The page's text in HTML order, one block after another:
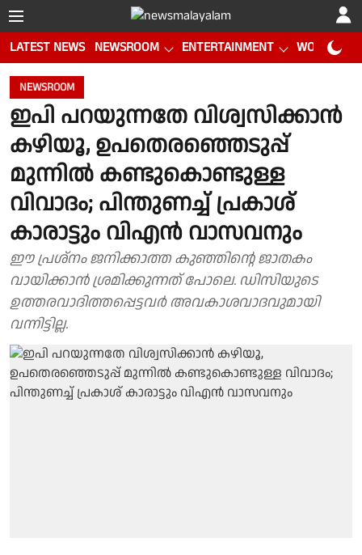
LATEST NEWS NEWSROOM ENTERTAINMENT WORLD CUP
NEWSROOM
ഇപി പറയുന്നതേ വിശ്വസിക്കാന്‍
കഴിയൂ, ഉപതെരഞ്ഞെടുപ്പ്
മുന്നില്‍ കണ്ടുകൊണ്ടുള്ള
വിവാദം; പിന്തുണച്ച് പ്രകാശ്
കാരാട്ടും വിഎന്‍ വാസവനും
ഈ പ്രശ്‌നം ജനിക്കാത്ത കുഞ്ഞിന്റെ ജാതകം
വായിക്കാന്‍ ശ്രമിക്കുന്നത് പോലെ. ഡിസിയുടെ
ഉത്തരവാദിത്തപ്പെട്ടവര്‍ അവകാശവാദവുമായി
വന്നിട്ടില്ല.